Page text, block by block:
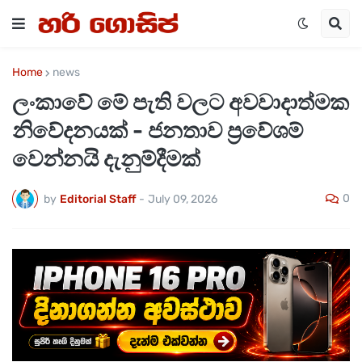
Home news
ලංකාවේ මේ පැති වලට අවවාදාත්මක
නිවේදනයක් - ජනතාව ප්‍රවේශම්
වෙන්නයි දැනුම්දීමක්
by Editorial Staff - July 09, 2026 0